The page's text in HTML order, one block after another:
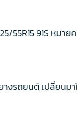
55R15 91S หมา
งรถยนต์ เปลี่ยนม